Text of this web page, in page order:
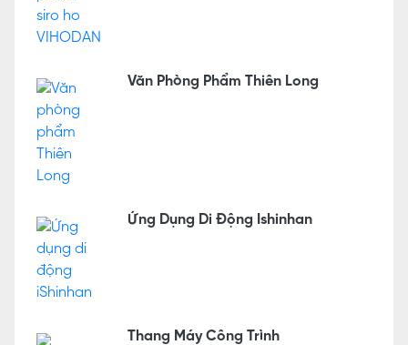
Văn Phòng Phẩm Thiên Long
Ứng Dụng Di Động Ishinhan
Thang Máy Công Trình